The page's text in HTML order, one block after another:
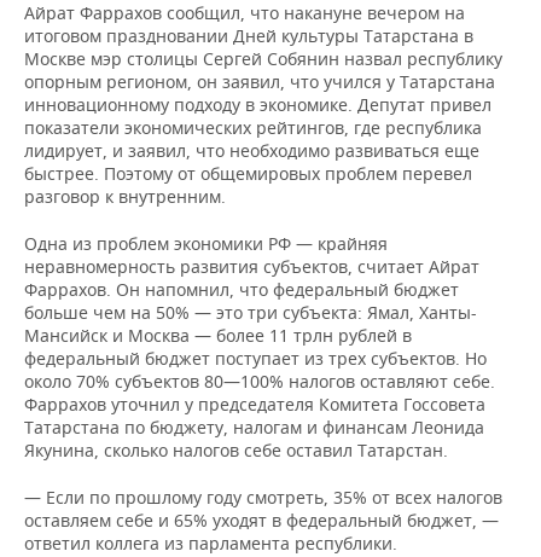
Айрат Фаррахов сообщил, что накануне вечером на
итоговом праздновании Дней культуры Татарстана в
Москве мэр столицы Сергей Собянин назвал республику
опорным регионом, он заявил, что учился у Татарстана
инновационному подходу в экономике. Депутат привел
показатели экономических рейтингов, где республика
лидирует, и заявил, что необходимо развиваться еще
быстрее. Поэтому от общемировых проблем перевел
разговор к внутренним.
Одна из проблем экономики РФ — крайняя
неравномерность развития субъектов, считает Айрат
Фаррахов. Он напомнил, что федеральный бюджет
больше чем на 50% — это три субъекта: Ямал, Ханты-
Мансийск и Москва — более 11 трлн рублей в
федеральный бюджет поступает из трех субъектов. Но
около 70% субъектов 80—100% налогов оставляют себе.
Фаррахов уточнил у председателя Комитета Госсовета
Татарстана по бюджету, налогам и финансам Леонида
Якунина, сколько налогов себе оставил Татарстан.
— Если по прошлому году смотреть, 35% от всех налогов
оставляем себе и 65% уходят в федеральный бюджет, —
ответил коллега из парламента республики.